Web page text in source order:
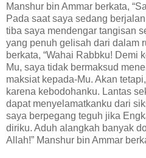
Manshur bin Ammar berkata,
Pada saat saya sedang
tiba saya mendengar tangisan
yang penuh gelisah dari dalam
berkata, “Wahai Rabbku! Demi
Mu, saya tidak bermaksud
maksiat kepada-Mu. Akan
karena kebodohanku. Lantas
dapat menyelamatkanku dari
saya berpegang teguh jika
diriku. Aduh alangkah banyak
Allah!” Manshur bin Ammar